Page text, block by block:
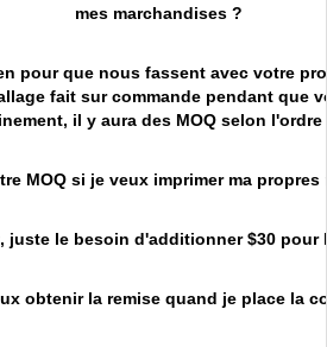
mes marchandises ?
pour que nous fassent avec votre
fait sur commande pendant que
il y aura des MOQ selon l'ordre
MOQ si je veux imprimer ma propres
juste le besoin d'additionner $30
obtenir la remise quand je place la